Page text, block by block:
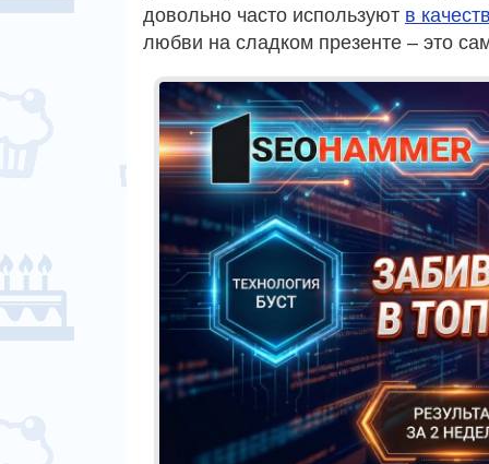
довольно часто используют в
любви на сладком презенте – это